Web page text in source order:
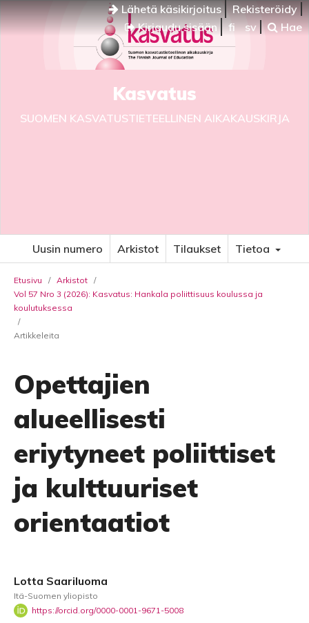
Lähetä käsikirjoitus
Rekisteröidy
Kirjaudu sisään
fi sv Hae
Kasvatus
SUOMEN KASVATUSTIETEELLINEN AIKAKAUSKIRJA
Uusin numero Arkistot Tilaukset Tietoa
Etusivu / Arkistot /
Vol 57 Nro 3 (2026): Kasvatus: Hankala poliittisuus koulussa ja
koulutuksessa
/
Artikkeleita
Opettajien
alueellisesti
eriytyneet poliittiset
ja kulttuuriset
orientaatiot
Lotta Saariluoma
Itä-Suomen yliopisto
https://orcid.org/0000-0001-9671-5008